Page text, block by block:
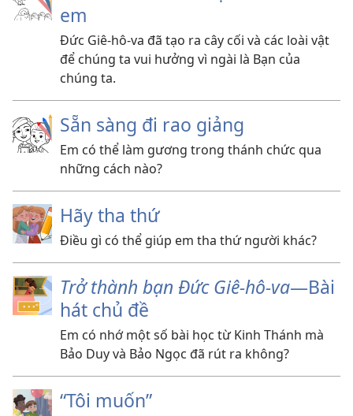
em
Đức Giê-hô-va đã tạo ra cây cối và các loài vật
để chúng ta vui hưởng vì ngài là Bạn của
chúng ta.
Sẵn sàng đi rao giảng
Em có thể làm gương trong thánh chức qua
những cách nào?
Hãy tha thứ
Điều gì có thể giúp em tha thứ người khác?
Trở thành bạn Đức Giê-hô-va​—Bài
hát chủ đề
Em có nhớ một số bài học từ Kinh Thánh mà
Bảo Duy và Bảo Ngọc đã rút ra không?
“Tôi muốn”